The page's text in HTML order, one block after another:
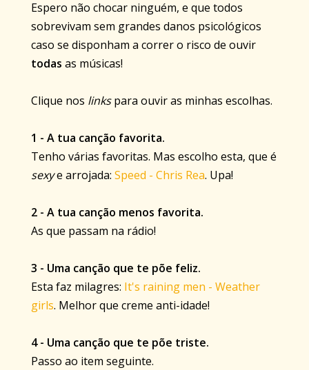
Espero não chocar ninguém, e que todos
sobrevivam sem grandes danos psicológicos
caso se disponham a correr o risco de ouvir
todas as músicas!
Clique nos linkspara ouvir as minhas escolhas.
1 - A tua canção favorita.
Tenho várias favoritas. Mas escolho esta, que é
sexye arrojada: Speed - Chris Rea. Upa!
2 - A tua canção menos favorita.
As que passam na rádio!
3 - Uma canção que te põe feliz.
Esta faz milagres: It's raining men - Weather
girls. Melhor que creme anti-idade!
4 - Uma canção que te põe triste.
Passo ao item seguinte.